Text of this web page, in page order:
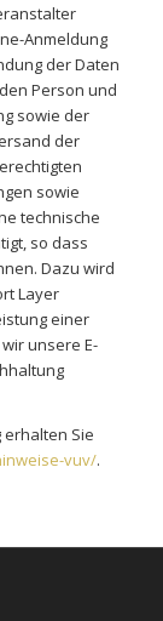
Anmeldung
der Daten
Person und
sowie der
der
sowie
technische
so dass
Dazu wird
Layer
einer
unsere E-
Sie
vuv/.